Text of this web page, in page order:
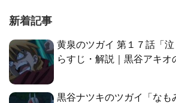
新着記事
黄泉のツガイ 第１７話「
らすじ・解説｜黒谷アキオ
黒谷ナツキのツガイ「なも